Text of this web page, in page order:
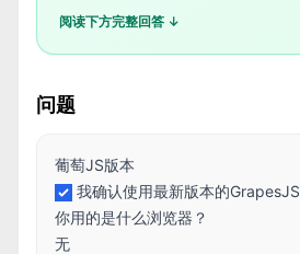
阅读下方完整回答 ↓
问题
葡萄JS版本
我确认使用最新版本的GrapesJS
你用的是什么浏览器？
无